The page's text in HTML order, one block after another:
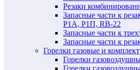
Резаки
Запасные части к
Р1А, Р1П, RB-22
Запасные части к
Запасные части к
Горелки газовые и
Горелки
Горелки